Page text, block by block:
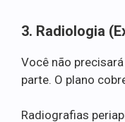
3. Radiologia
Você não
parte. O plano
Radiografias